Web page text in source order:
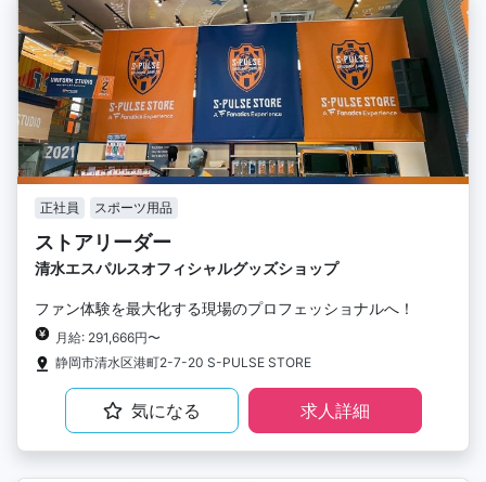
正社員 スポーツ用品
ストアリーダー
清水エスパルスオフィシャルグッズショップ
ファン体験を最大化する現場のプロフェッショナルへ！
月給: 291,666円〜
静岡市清水区港町2-7-20 S-PULSE STORE
気になる 求人詳細